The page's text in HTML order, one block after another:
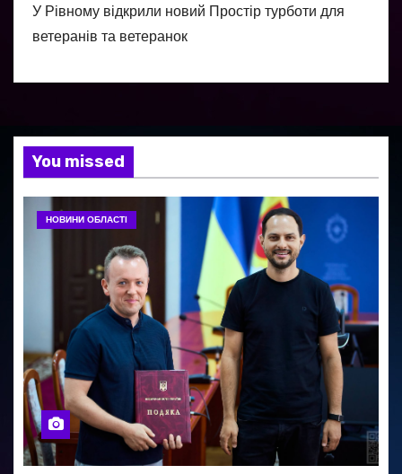
У Рівному відкрили новий Простір турботи для
ветеранів та ветеранок
You missed
НОВИНИ ОБЛАСТІ